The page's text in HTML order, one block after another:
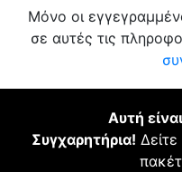
Μόνο οι
σε αυτές τις
Αυτή
Συγχαρητήρια!